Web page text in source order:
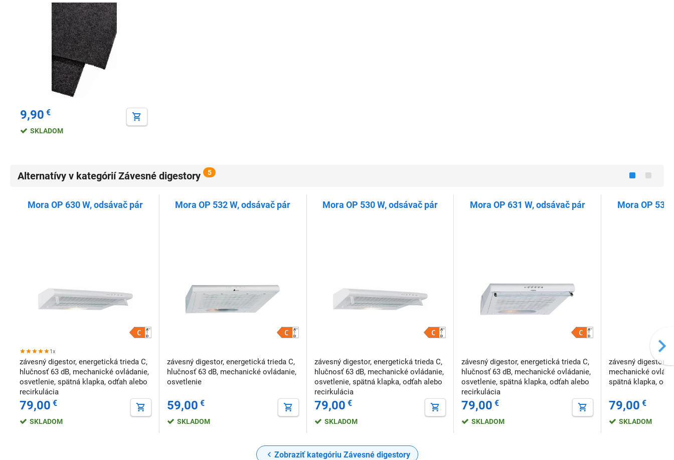
9,90 €
SKLADOM
Alternatívy v kategórií Závesné digestory 5
Mora OP 630 W, odsávač pár
1x
závesný digestor, energetická trieda C,
hlučnosť 63 dB, mechanické ovládanie,
osvetlenie, spätná klapka, odťah alebo
recirkulácia
79,00 €
SKLADOM
Mora OP 532 W, odsávač pár
závesný digestor, energetická trieda C,
hlučnosť 63 dB, mechanické ovládanie,
osvetlenie
59,00 €
SKLADOM
Mora OP 530 W, odsávač pár
závesný digestor, energetická trieda C,
hlučnosť 63 dB, mechanické ovládanie,
osvetlenie, spätná klapka, odťah alebo
recirkulácia
79,00 €
SKLADOM
Mora OP 631 W, odsávač pár
závesný digestor, energetická trieda C,
hlučnosť 63 dB, mechanické ovládanie,
osvetlenie, spätná klapka, odťah alebo
recirkulácia
79,00 €
SKLADOM
Mora OP 531
závesný digestor,
mechanické
spätná klapka,
79,00 €
SKLADOM
Zobraziť kategóriu Závesné digestory